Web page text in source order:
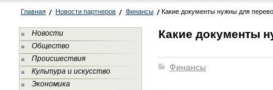
Главная Новости партнеров Финансы Какие документы нужны для
Новости
Общество
Происшествия
Культура и искусство
Экономика
Какие документы
Финансы